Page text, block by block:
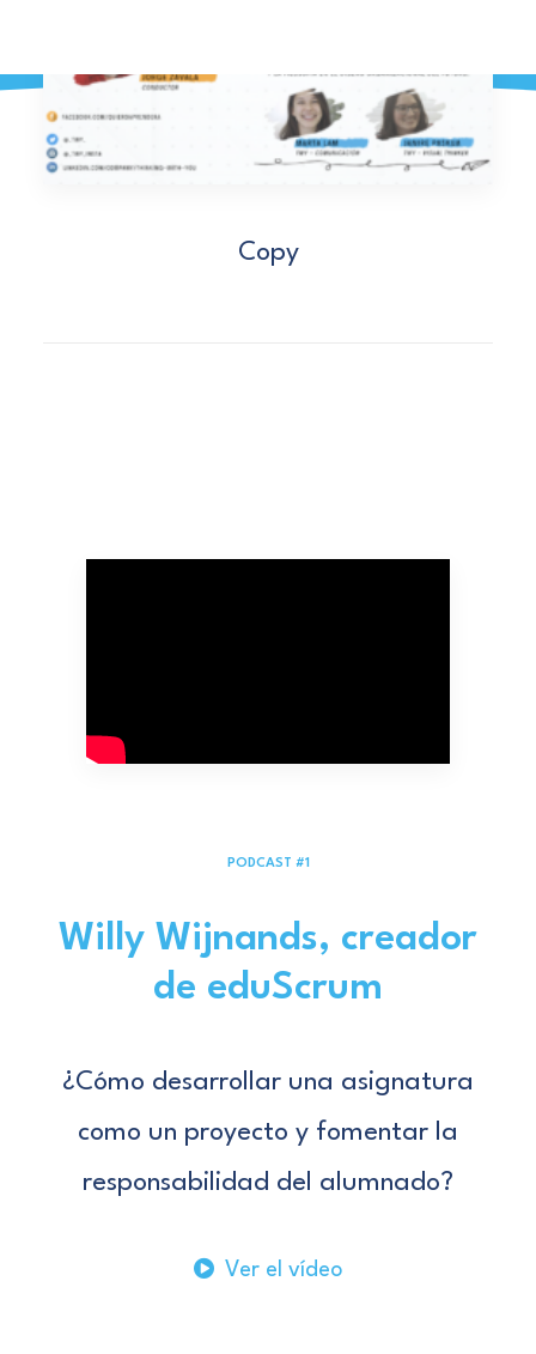
Copy
PODCAST #1
Willy Wijnands, creador
de eduScrum
¿Cómo desarrollar una asignatura
como un proyecto y fomentar la
responsabilidad del alumnado?
Ver el vídeo